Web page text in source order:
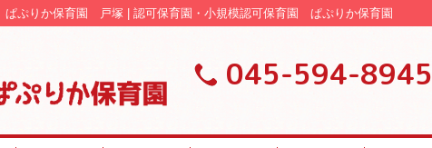
ぷりか保育園 戸塚 | 認可保育園・小規模認可保育園 ぱぷりか保育園
045-594-8945